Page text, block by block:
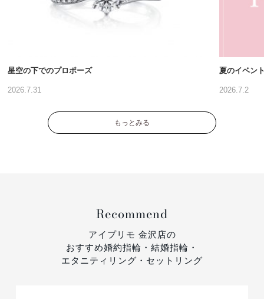
星空の下でのプロポーズ
2026.7.31
夏のイベン
2026.7.2
もっとみる
Recommend
アイプリモ 金沢店の
おすすめ婚約指輪・結婚指輪・
エタニティリング・セットリング